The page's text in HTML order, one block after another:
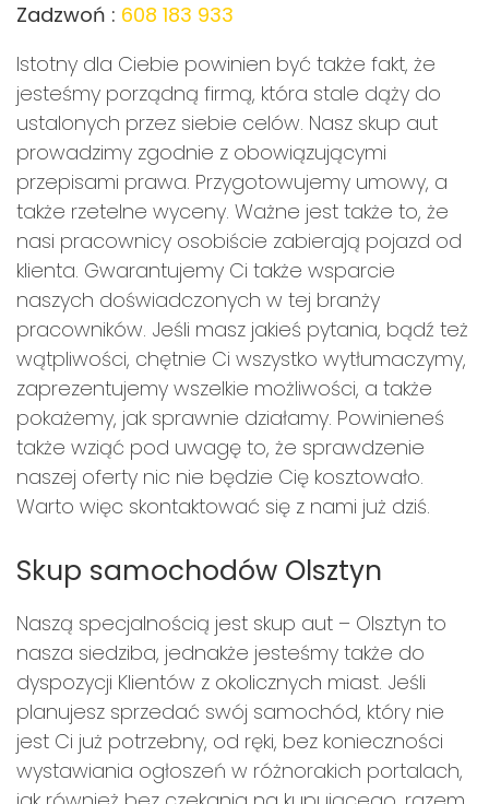
Zadzwoń : 608 183 933
Istotny dla Ciebie powinien być także fakt, że
jesteśmy porządną firmą, która stale dąży do
ustalonych przez siebie celów. Nasz skup aut
prowadzimy zgodnie z obowiązującymi
przepisami prawa. Przygotowujemy umowy, a
także rzetelne wyceny. Ważne jest także to, że
nasi pracownicy osobiście zabierają pojazd od
klienta. Gwarantujemy Ci także wsparcie
naszych doświadczonych w tej branży
pracowników. Jeśli masz jakieś pytania, bądź też
wątpliwości, chętnie Ci wszystko wytłumaczymy,
zaprezentujemy wszelkie możliwości, a także
pokażemy, jak sprawnie działamy. Powinieneś
także wziąć pod uwagę to, że sprawdzenie
naszej oferty nic nie będzie Cię kosztowało.
Warto więc skontaktować się z nami już dziś.
Skup samochodów Olsztyn
Naszą specjalnością jest skup aut – Olsztyn to
nasza siedziba, jednakże jesteśmy także do
dyspozycji Klientów z okolicznych miast. Jeśli
planujesz sprzedać swój samochód, który nie
jest Ci już potrzebny, od ręki, bez konieczności
wystawiania ogłoszeń w różnorakich portalach,